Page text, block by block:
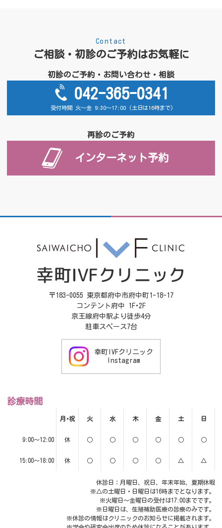
ご相談・初診のご予約はお気軽に
Contact
初診のご予約・お問い合わせ・相談
042-365-0341
受付時間 火～金 9:30～17:00 (土日は16時まで)
再診のご予約
インターネット予約
〒183-0055 東京都府中市府中町1-18-17
コンテント府中 1F･2F
京王線府中駅より徒歩4分
駐車スペース7台
幸町IVFクリニック
Instagram
診療時間
月･祝 火 水 木 金 土 日
9:00～12:00 休 ○ ○ ○ ○ ○ ○
15:00～18:00 休 ○ ○ ○ ○ △ △
休診日：月曜日、祝日、年末年始、夏期休暇
※△の土曜日・日曜日は16時までとなります。
※火曜日～金曜日の受付は17:00までです。
※日曜日は、生殖補助医療の診療のみです。
※休診の情報はクリニックのお知らせに掲載されます。